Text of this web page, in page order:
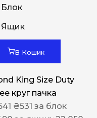
Блок
Ящик
В Кошик
King Size Duty
круг пачка
₴531 за блок